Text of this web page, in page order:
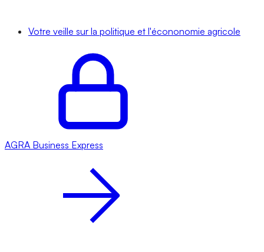
Votre veille sur la politique et l'écononomie agricole
AGRA Business Express